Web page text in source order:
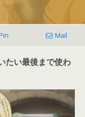
Mail
たい最後まで使わ